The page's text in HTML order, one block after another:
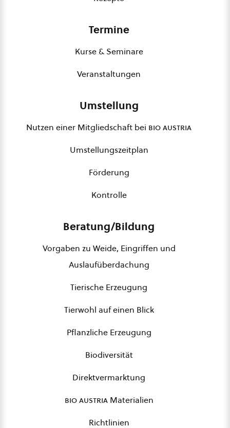
Termine
Kurse & Seminare
Veranstaltungen
Umstellung
Nutzen einer Mitgliedschaft bei bio austria
Umstellungszeitplan
Förderung
Kontrolle
Beratung/Bildung
Vorgaben zu Weide, Eingriffen und
Auslaufüberdachung
Tierische Erzeugung
Tierwohl auf einen Blick
Pflanzliche Erzeugung
Biodiversität
Direktvermarktung
bio austriaMaterialien
Richtlinien